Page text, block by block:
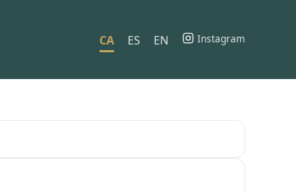
CA ES EN Instagram